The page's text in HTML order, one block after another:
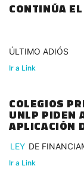
CONTINÚA
ÚLTIMO ADIÓS
Ir a Link
COLEGIOS
UNLP PIDEN
APLICACIÓN
LEY DE
Ir a Link